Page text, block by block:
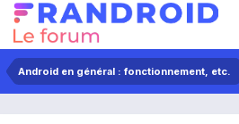
Android en général : fonctionnement, etc.